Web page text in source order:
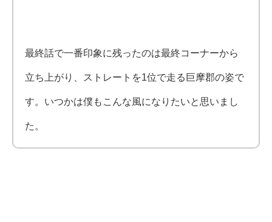
最終話で一番印象に残ったのは最終コーナーから
立ち上がり、ストレートを1位で走る巨摩郡の姿で
す。いつかは僕もこんな風になりたいと思いまし
た。